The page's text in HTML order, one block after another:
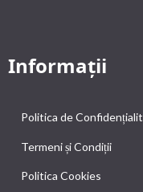
Informații
Politica de
Termeni și Condiții
Politica Cookies